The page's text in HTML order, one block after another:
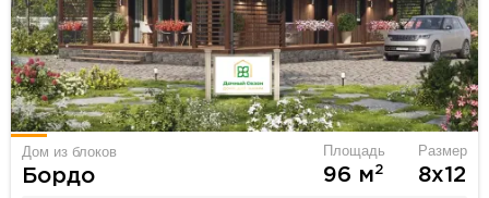
Дом из блоков
Бордо
Площадь
96 м2
Размер
8х12